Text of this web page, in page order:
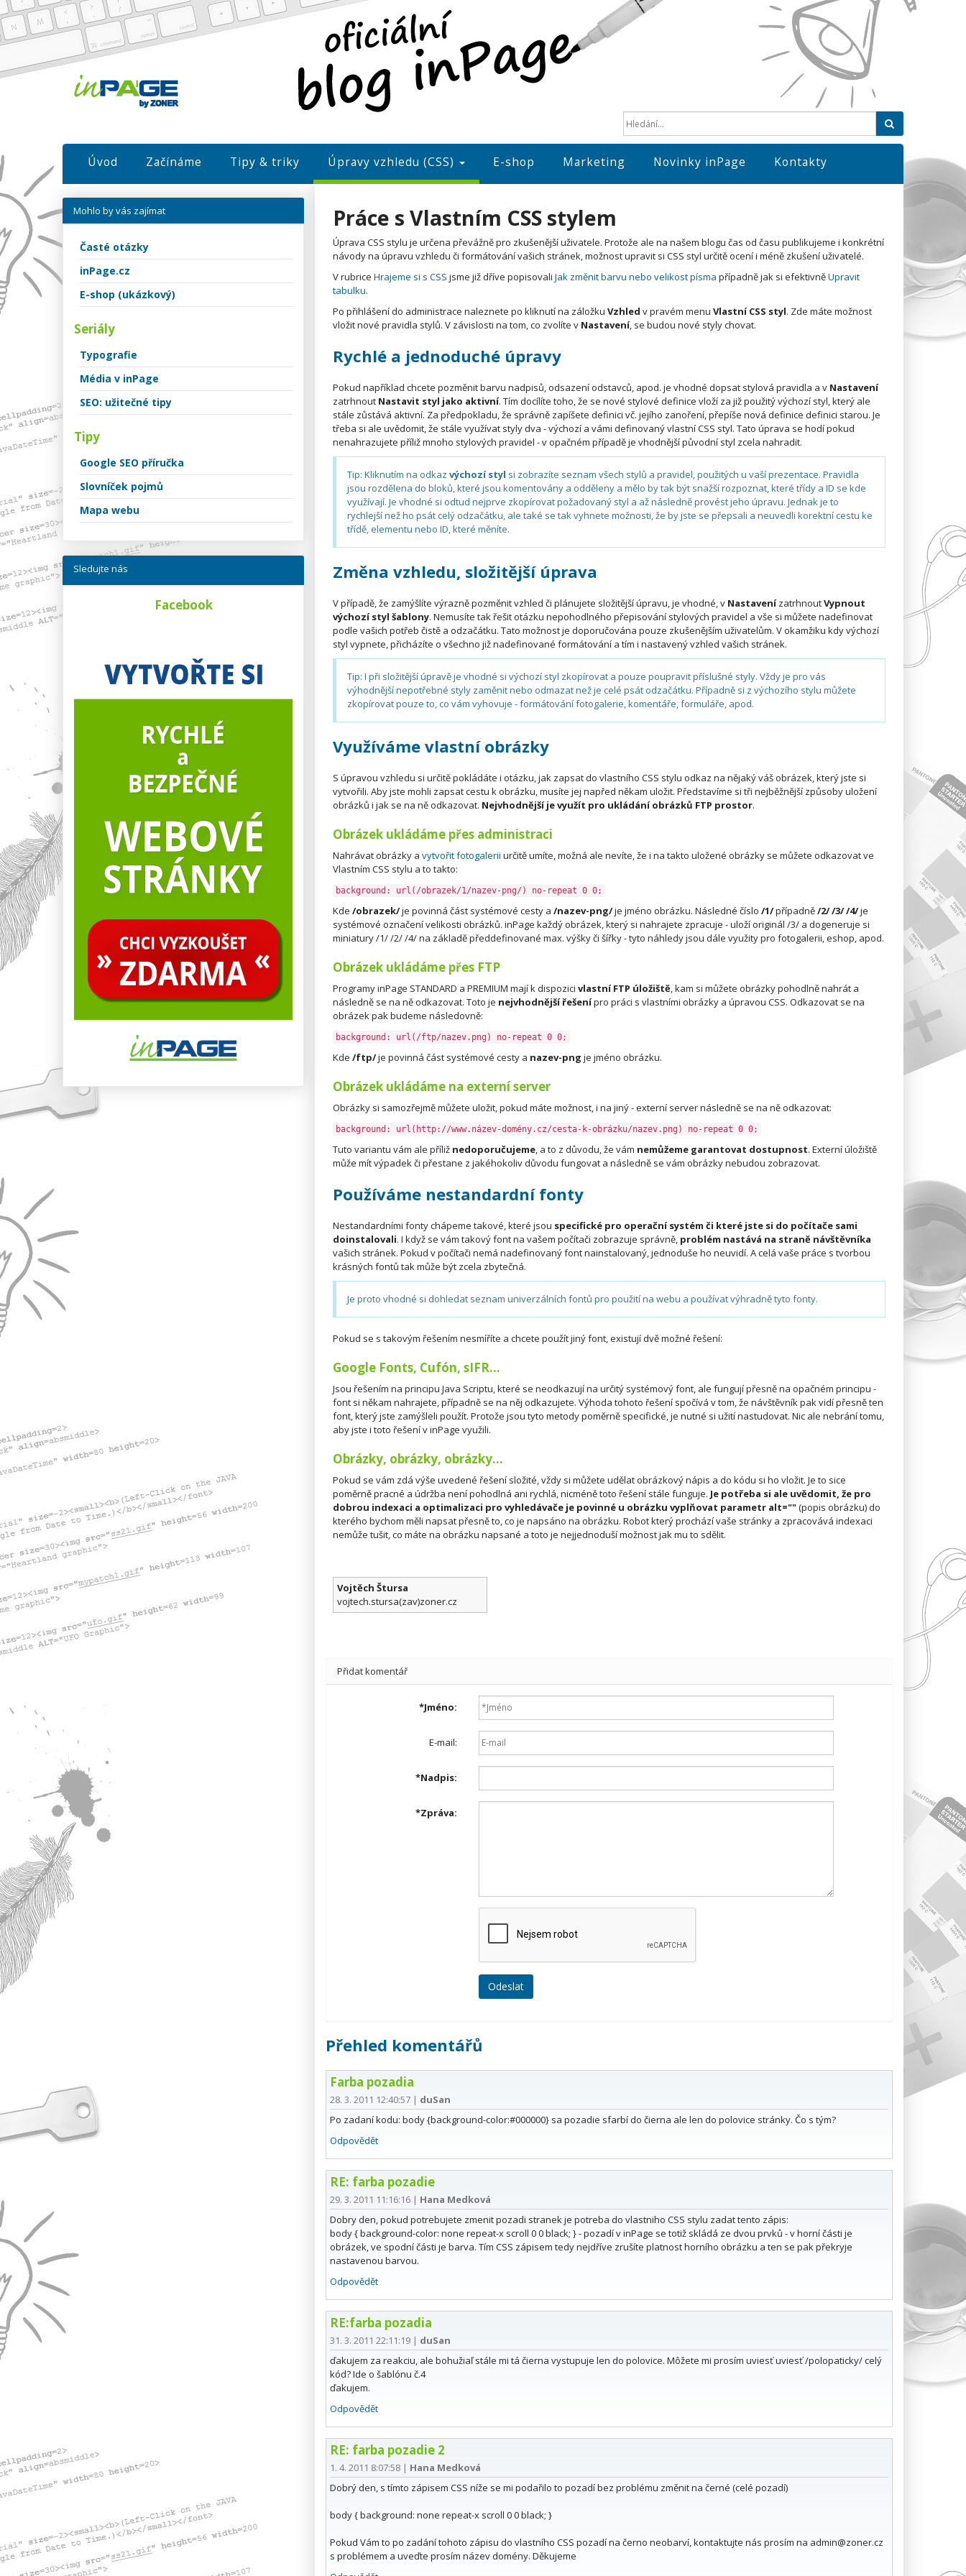
Úvod Začínáme Tipy & triky Úpravy vzhledu (CSS) E-shop Marketing Novinky inPage Kontakty
Práce s Vlastním CSS stylem
Úprava CSS stylu je určena převážně pro zkušenější uživatele. Protože ale na našem blogu čas od času publikujeme i konkrétní
návody na úpravu vzhledu či formátování vašich stránek, možnost upravit si CSS styl určitě ocení i méně zkušení uživatelé.
V rubrice Hrajeme si s CSS jsme již dříve popisovali Jak změnit barvu nebo velikost písma případně jak si efektivněUpravit
tabulku.
Po přihlášení do administrace naleznete po kliknutí na záložku Vzhled v pravém menu Vlastní CSS styl. Zde máte možnost
vložit nové pravidla stylů. V závislosti na tom, co zvolíte v Nastavení, se budou nové styly chovat.
Rychlé a jednoduché úpravy
Pokud například chcete pozměnit barvu nadpisů, odsazení odstavců, apod. je vhodné dopsat stylová pravidla a v Nastavení
zatrhnout Nastavit styl jako aktivní. Tím docílíte toho, že se nové stylové definice vloží za již použitý výchozí styl, který ale
stále zůstává aktivní. Za předpokladu, že správně zapíšete definici vč. jejího zanoření, přepíše nová definice definici starou. Je
třeba si ale uvědomit, že stále využívat styly dva - výchozí a vámi definovaný vlastní CSS styl. Tato úprava se hodí pokud
nenahrazujete příliž mnoho stylových pravidel - v opačném případě je vhodnější původní styl zcela nahradit.
Tip: Kliknutím na odkaz výchozí styl si zobrazíte seznam všech stylů a pravidel, použitých u vaší prezentace. Pravidla
jsou rozdělena do bloků, které jsou komentovány a odděleny a mělo by tak být snažší rozpoznat, které třídy a ID se kde
využívají. Je vhodné si odtud nejprve zkopírovat požadovaný styl a až následně provést jeho úpravu. Jednak je to
rychlejší než ho psát celý odzačátku, ale také se tak vyhnete možnosti, že by jste se přepsali a neuvedli korektní cestu ke
třídě, elementu nebo ID, které měníte.
Změna vzhledu, složitější úprava
V případě, že zamýšlíte výrazně pozměnit vzhled či plánujete složitější úpravu, je vhodné, v NastavenízatrhnoutVypnout
výchozí styl šablony. Nemusíte tak řešit otázku nepohodlného přepisování stylových pravidel a vše si můžete nadefinovat
podle vašich potřeb čistě a odzačátku. Tato možnost je doporučována pouze zkušenějším uživatelům. V okamžiku kdy výchozí
styl vypnete, přicházíte o všechno již nadefinované formátování a tím i nastavený vzhled vašich stránek.
Tip: I při složitější úpravě je vhodné si výchozí styl zkopírovat a pouze poupravit příslušné styly. Vždy je pro vás
výhodnější nepotřebné styly zaměnit nebo odmazat než je celé psát odzačátku. Případně si z výchozího stylu můžete
zkopírovat pouze to, co vám vyhovuje - formátování fotogalerie, komentáře, formuláře, apod.
Využíváme vlastní obrázky
S úpravou vzhledu si určitě pokládáte i otázku, jak zapsat do vlastního CSS stylu odkaz na nějaký váš obrázek, který jste si
vytvořili. Aby jste mohli zapsat cestu k obrázku, musíte jej napřed někam uložit. Představíme si tři nejběžnější způsoby uložení
obrázků i jak se na ně odkazovat. Nejvhodnější je využít pro ukládání obrázků FTP prostor.
Obrázek ukládáme přes administraci
Nahrávat obrázky a vytvořit fotogalerii určitě umíte, možná ale nevíte, že i na takto uložené obrázky se můžete odkazovat ve
Vlastním CSS stylu a to takto:
background: url(/obrazek/1/nazev-png/) no-repeat 0 0;
Kde /obrazek/je povinná část systémové cesty a /nazev-png/je jméno obrázku. Následné číslo /1/případně/2/ /3/ /4/je
systémové označení velikosti obrázků. inPage každý obrázek, který si nahrajete zpracuje - uloží originál /3/ a dogeneruje si
miniatury /1/ /2/ /4/ na základě předdefinované max. výšky či šířky - tyto náhledy jsou dále využity pro fotogalerii, eshop, apod.
Obrázek ukládáme přes FTP
Programy inPage STANDARD a PREMIUM mají k dispozici vlastní FTP úložiště, kam si můžete obrázky pohodlně nahrát a
následně se na ně odkazovat. Toto je nejvhodnější řešenípro práci s vlastními obrázky a úpravou CSS. Odkazovat se na
obrázek pak budeme následovně:
background: url(/ftp/nazev.png) no-repeat 0 0;
Kde /ftp/je povinná část systémové cesty a nazev-png je jméno obrázku.
Obrázek ukládáme na externí server
Obrázky si samozřejmě můžete uložit, pokud máte možnost, i na jiný - externí server následně se na ně odkazovat:
background: url(http://www.název-domény.cz/cesta-k-obrázku/nazev.png) no-repeat 0 0;
Tuto variantu vám ale příliž nedoporučujeme, a to z důvodu, že vám nemůžeme garantovat dostupnost. Externí úložiště
může mít výpadek či přestane z jakéhokoliv důvodu fungovat a následně se vám obrázky nebudou zobrazovat.
Používáme nestandardní fonty
Nestandardními fonty chápeme takové, které jsou specifické pro operační systém či které jste si do počítače sami
doinstalovali. I když se vám takový font na vašem počítači zobrazuje správně, problém nastává na straně návštěvníka
vašich stránek. Pokud v počítači nemá nadefinovaný font nainstalovaný, jednoduše ho neuvidí. A celá vaše práce s tvorbou
krásných fontů tak může být zcela zbytečná.
Je proto vhodné si dohledat seznam univerzálních fontů pro použití na webu a používat výhradně tyto fonty.
Pokud se s takovým řešením nesmíříte a chcete použít jiný font, existují dvě možné řešení:
Google Fonts, Cufón, sIFR...
Jsou řešením na principu Java Scriptu, které se neodkazují na určitý systémový font, ale fungují přesně na opačném principu -
font si někam nahrajete, případně se na něj odkazujete. Výhoda tohoto řešení spočívá v tom, že návštěvník pak vidí přesně ten
font, který jste zamýšleli použít. Protože jsou tyto metody poměrně specifické, je nutné si užití nastudovat. Nic ale nebrání tomu,
aby jste i toto řešení v inPage využili.
Obrázky, obrázky, obrázky...
Pokud se vám zdá výše uvedené řešení složité, vždy si můžete udělat obrázkový nápis a do kódu si ho vložit. Je to sice
poměrně pracné a údržba není pohodlná ani rychlá, nicméně toto řešení stále funguje. Je potřeba si ale uvědomit, že pro
dobrou indexaci a optimalizaci pro vyhledávače je povinné u obrázku vyplňovat parametr alt=""(popis obrázku) do
kterého bychom měli napsat přesně to, co je napsáno na obrázku. Robot který prochází vaše stránky a zpracovává indexaci
nemůže tušit, co máte na obrázku napsané a toto je nejjednoduší možnost jak mu to sdělit.
Vojtěch Štursa
vojtech.stursa(zav)zoner.cz
Přidat komentář
*Jméno:
E-mail:
*Nadpis:
*Zpráva:
Přehled komentářů
Farba pozadia
28. 3. 2011 12:40:57 | duSan
Po zadaní kodu: body {background-color:#000000} sa pozadie sfarbí do čierna ale len do polovice stránky. Čo s tým?
Odpovědět
RE: farba pozadie
29. 3. 2011 11:16:16 | Hana Medková
Dobry den, pokud potrebujete zmenit pozadi stranek je potreba do vlastniho CSS stylu zadat tento zápis:
body { background-color: none repeat-x scroll 0 0 black; } - pozadí v inPage se totiž skládá ze dvou prvků - v horní části je
obrázek, ve spodní části je barva. Tím CSS zápisem tedy nejdříve zrušíte platnost horního obrázku a ten se pak překryje
nastavenou barvou.
Odpovědět
RE:farba pozadia
31. 3. 2011 22:11:19 | duSan
ďakujem za reakciu, ale bohužiaľ stále mi tá čierna vystupuje len do polovice. Môžete mi prosím uviesť uviesť /polopaticky/ celý
kód? Ide o šablónu č.4
ďakujem.
Odpovědět
RE: farba pozadie 2
1. 4. 2011 8:07:58 | Hana Medková
Dobrý den, s tímto zápisem CSS níže se mi podařilo to pozadí bez problému změnit na černé (celé pozadí)
body { background: none repeat-x scroll 0 0 black; }
Pokud Vám to po zadání tohoto zápisu do vlastního CSS pozadí na černo neobarví, kontaktujte nás prosím na admin@zoner.cz
s problémem a uveďte prosím název domény. Děkujeme
Mohlo by vás zajímat
Časté otázky
inPage.cz
E-shop (ukázkový)
Seriály
Typografie
Média v inPage
SEO: užitečné tipy
Tipy
Google SEO příručka
Slovníček pojmů
Mapa webu
Sledujte nás
Facebook